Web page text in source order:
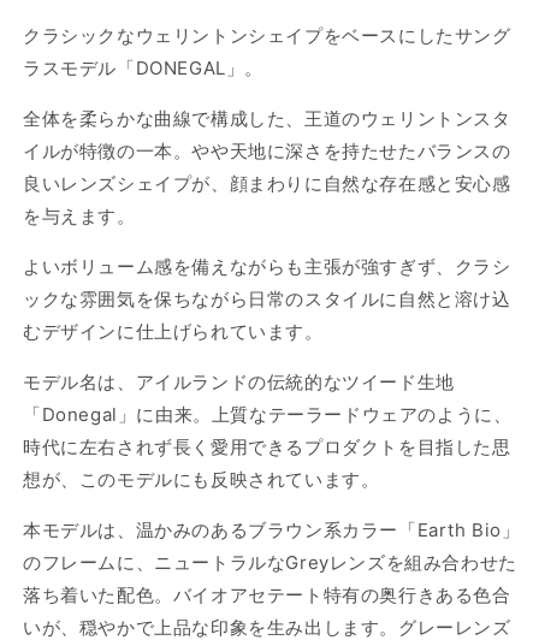
格
クラシックなウェリントンシェイプをベースにしたサング
ラスモデル「DONEGAL」。
全体を柔らかな曲線で構成した、王道のウェリントンスタ
イルが特徴の一本。やや天地に深さを持たせたバランスの
良いレンズシェイプが、顔まわりに自然な存在感と安心感
を与えます。
よいボリューム感を備えながらも主張が強すぎず、クラシ
ックな雰囲気を保ちながら日常のスタイルに自然と溶け込
むデザインに仕上げられています。
モデル名は、アイルランドの伝統的なツイード生地
「Donegal」に由来。上質なテーラードウェアのように、
時代に左右されず長く愛用できるプロダクトを目指した思
想が、このモデルにも反映されています。
本モデルは、温かみのあるブラウン系カラー「Earth Bio」
のフレームに、ニュートラルなGreyレンズを組み合わせた
落ち着いた配色。バイオアセテート特有の奥行きある色合
いが、穏やかで上品な印象を生み出します。グレーレンズ